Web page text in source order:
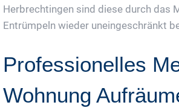
Herbrechtingen sind diese durch das
Entrümpeln wieder uneingeschränkt
Professionelles
Wohnung